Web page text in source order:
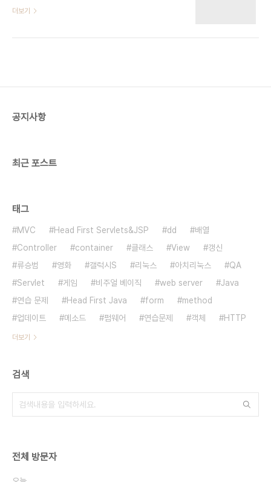
같습니다. 해외 특정지역의 로밍 통화품질을 최적화
이동할 때 슬라이드 효과 제거 문자입력 속도 개선 플
더보기
공지사항
최근 포스트
태그
MVC Head First Servlets&JSP dd
배열
Controller
container 클래스 View
갱신
류승범
영화 갤럭시S 리눅스 아치리눅스
QA
Servlet
게임 비주얼 베이직 web server
Java
연습 문제
Head First Java form
method
업데이트
메소드 펌웨어 연습문제 객체 HTTP
더보기
검색
전체 방문자